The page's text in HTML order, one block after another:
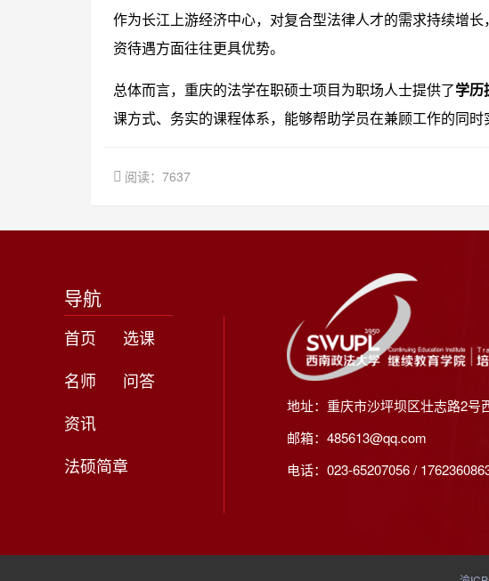
作为长江上游经济中心，对复合型法律人才的需求持续增
资待遇方面往往更具优势。
总体而言，重庆的法学在职硕士项目为职场人士提供了学历
课方式、务实的课程体系，能够帮助学员在兼顾工作的同时
阅读：7637
导航
首页
选课
名师
问答
资讯
法硕简章
地址：重庆市沙坪坝区壮志路2号
邮箱：485613@qq.com
电话：023-65207056 /